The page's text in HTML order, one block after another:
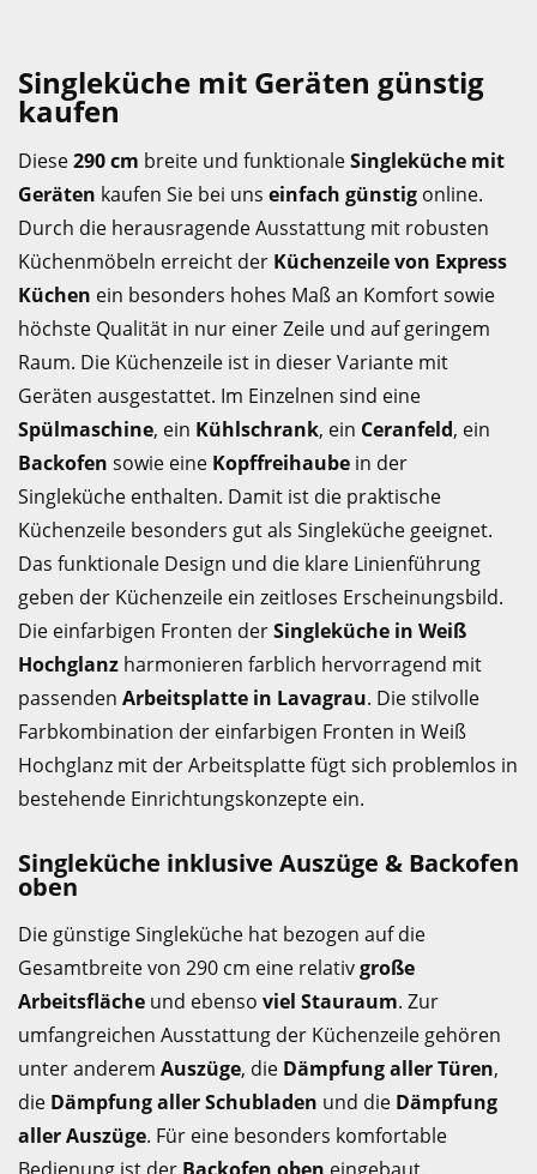
Singleküche mit Geräten günstig
kaufen
Diese290 cm breite und funktionaleSingleküche mit
Geräten kaufen Sie bei uns einfach günstig online.
Durch die herausragende Ausstattung mit robusten
Küchenmöbeln erreicht der Küchenzeile von Express
Küchen ein besonders hohes Maß an Komfort sowie
höchste Qualität in nur einer Zeile und auf geringem
Raum. Die Küchenzeile ist in dieser Variante mit
Geräten ausgestattet. Im Einzelnen sind eine
Spülmaschine, ein Kühlschrank, ein Ceranfeld, ein
Backofen sowie eine Kopffreihaube in der
Singleküche enthalten. Damit ist die praktische
Küchenzeile besonders gut als Singleküche geeignet.
Das funktionale Design und die klare Linienführung
geben der Küchenzeile ein zeitloses Erscheinungsbild.
Die einfarbigen Fronten derSingleküche in Weiß
Hochglanz harmonieren farblich hervorragend mit
passenden Arbeitsplatte in Lavagrau. Die stilvolle
Farbkombination der einfarbigen Fronten in Weiß
Hochglanz mit der Arbeitsplatte fügt sich problemlos in
bestehende Einrichtungskonzepte ein.
Singleküche inklusive Auszüge & Backofen
oben
Die günstige Singleküche hat bezogen auf die
Gesamtbreite von 290 cm eine relativgroße
Arbeitsfläche und ebenso viel Stauraum. Zur
umfangreichen Ausstattung der Küchenzeile gehören
unter anderem Auszüge, die Dämpfung aller Türen,
die Dämpfung aller Schubladen und die Dämpfung
aller Auszüge. Für eine besonders komfortable